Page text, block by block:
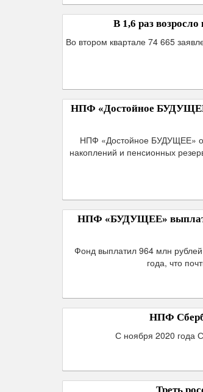
В 1,6 раз
Во втором квартале 74 665
НПФ «Достойное
НПФ «Достойное БУДУЩЕЕ»
накоплений и пенсионных
НПФ «БУДУЩЕЕ»
Фонд выплатил 964 млн рублей
года, что
НПФ
С ноября 2020 года